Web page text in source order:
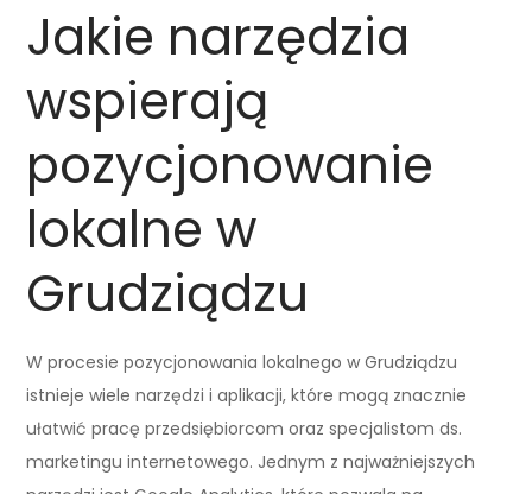
Jakie narzędzia
wspierają
pozycjonowanie
lokalne w
Grudziądzu
W procesie pozycjonowania lokalnego w Grudziądzu
istnieje wiele narzędzi i aplikacji, które mogą znacznie
ułatwić pracę przedsiębiorcom oraz specjalistom ds.
marketingu internetowego. Jednym z najważniejszych